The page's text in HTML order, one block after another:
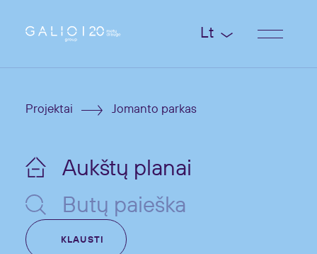
Lt
Projektai Jomanto parkas
Aukštų planai
Butų paieška
KLAUSTI